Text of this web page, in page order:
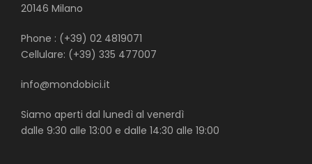
20146 Milano
Phone : (+39) 02 4819071
Cellulare: (+39) 335 477007
info@mondobici.it
Siamo aperti dal lunedì al venerdì
dalle 9:30 alle 13:00 e dalle 14:30 alle 19:00